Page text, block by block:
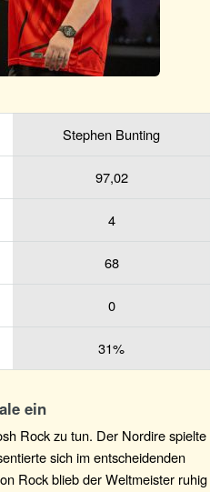
Stephen Bunting
97,02
4
68
0
31%
ein
Rock zu tun. Der Nordire spielte
sich im entscheidenden
Rock blieb der Weltmeister ruhig